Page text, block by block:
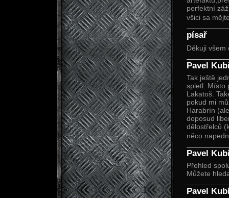
perfektní
všici sa
písař
Děkuji
Pavel
Tak ještě
spletl. Místo
Lakatoš.
pokud mi
Harabrín
doposud
dělostřelců
něco
Pavel
Přehled
Můžete
Pavel